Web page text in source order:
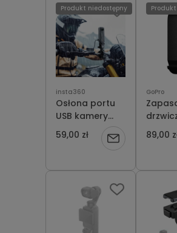
dostępności
insta360
Osłona portu
USB kamery
Insta360 X5
All-Weather
Cover
59,00 zł
Produkt niedostępny
Powiadom
dostępności
GoPro
Door
89,00